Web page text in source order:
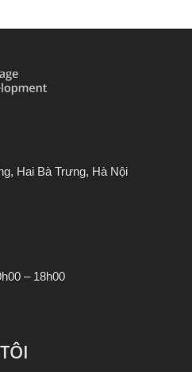
Hai Bà Trưng, Hà Nội
– 18h00